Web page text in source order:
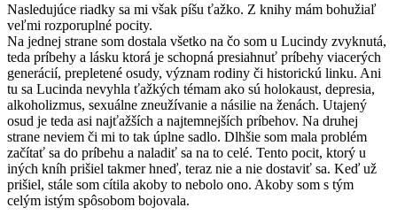
Nasledujúce riadky sa mi však píšu ťažko. Z knihy mám bohužiaľ
veľmi rozporuplné pocity.
Na jednej strane som dostala všetko na čo som u Lucindy zvyknutá,
teda príbehy a lásku ktorá je schopná presiahnuť príbehy viacerých
generácií, prepletené osudy, význam rodiny či historickú linku. Ani
tu sa Lucinda nevyhla ťažkých témam ako sú holokaust, depresia,
alkoholizmus, sexuálne zneužívanie a násilie na ženách. Utajený
osud je teda asi najťažších a najtemnejších príbehov. Na druhej
strane neviem či mi to tak úplne sadlo. Dlhšie som mala problém
začítať sa do príbehu a naladiť sa na to celé. Tento pocit, ktorý u
iných kníh prišiel takmer hneď, teraz nie a nie dostaviť sa. Keď už
prišiel, stále som cítila akoby to nebolo ono. Akoby som s tým
celým istým spôsobom bojovala.